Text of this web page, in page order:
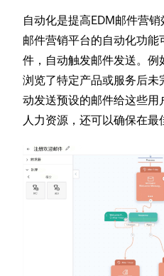
自动化是提高EDM邮件营销
邮件营销平台的自动化功
件，自动触发邮件发送。例
浏览了特定产品或服务后未
动发送预设的邮件给这些
人力资源，还可以确保在最